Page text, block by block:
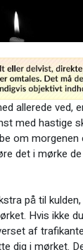
allerede ved,
med hastige
om morgenen
det i mørke
på til
Hvis ikke
af
dig i mørket.